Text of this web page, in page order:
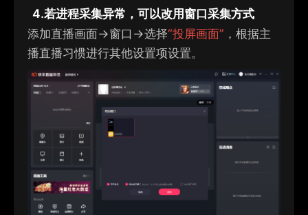
4.若进程采集异常，可以改用窗口采集方式
添加直播画面→窗口→选择“投屏画面” ， 根据主
播直播习惯进行其他设置项设置。